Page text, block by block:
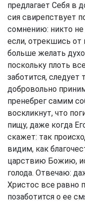
предлагает Себя в
сия свирепствует
сомнению: никто не
если, отрекшись от
больше желать
поскольку плоть
заботится,
добровольно
пренебрег самим
воскликнут, что
пищу, даже когда
скажет: так
видим, как
царствию Божию,
голода. Отвечаю:
Христос все равно
позаботится о ее